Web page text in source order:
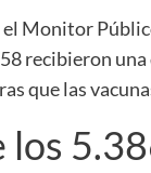
Monitor
recibieron
que las
los